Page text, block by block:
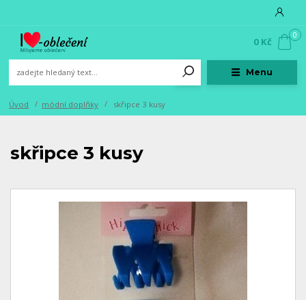
Menu
0
0 Kč
Úvod módní doplňky skřipce 3 kusy
skřipce 3 kusy